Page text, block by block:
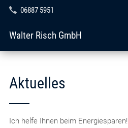
06887 5951
Walter Risch GmbH
Aktuelles
Ich helfe Ihnen beim Energiesparen!